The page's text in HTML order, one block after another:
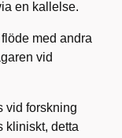
en kallelse.
med andra
vid
vid forskning
kliniskt, detta